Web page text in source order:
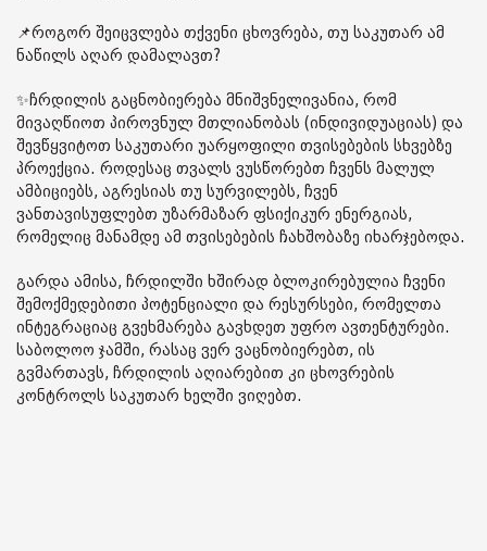
📌როგორ შეიცვლება თქვენი ცხოვრება, თუ საკუთარ ამ
ნაწილს აღარ დამალავთ?
✨ჩრდილის გაცნობიერება მნიშვნელივანია, რომ
მივაღწიოთ პიროვნულ მთლიანობას (ინდივიდუაციას) და
შევწყვიტოთ საკუთარი უარყოფილი თვისებების სხვებზე
პროექცია. როდესაც თვალს ვუსწორებთ ჩვენს მალულ
ამბიციებს, აგრესიას თუ სურვილებს, ჩვენ
ვანთავისუფლებთ უზარმაზარ ფსიქიკურ ენერგიას,
რომელიც მანამდე ამ თვისებების ჩახშობაზე იხარჯებოდა.
გარდა ამისა, ჩრდილში ხშირად ბლოკირებულია ჩვენი
შემოქმედებითი პოტენციალი და რესურსები, რომელთა
ინტეგრაციაც გვეხმარება გავხდეთ უფრო ავთენტურები.
საბოლოო ჯამში, რასაც ვერ ვაცნობიერებთ, ის
გვმართავს, ჩრდილის აღიარებით კი ცხოვრების
კონტროლს საკუთარ ხელში ვიღებთ.